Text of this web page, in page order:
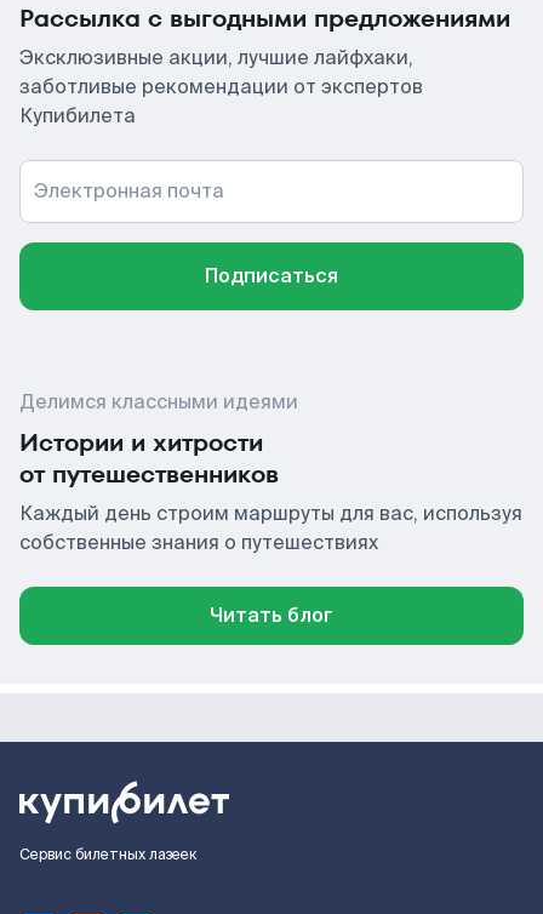
Рассылка с выгодными предложениями
Эксклюзивные акции, лучшие лайфхаки,
заботливые рекомендации от экспертов
Купибилета
Электронная почта
Подписаться
Делимся классными идеями
Истории и хитрости
от путешественников
Каждый день строим маршруты для вас, используя
собственные знания о путешествиях
Читать блог
Сервис билетных лазеек